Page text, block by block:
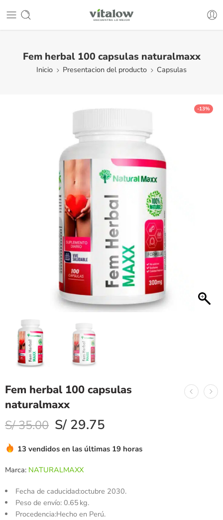
Fem herbal 100 capsulas naturalmaxx
Inicio Presentacion del producto Capsulas
-13%
Fem herbal 100 capsulas
naturalmaxx
S/35.00 S/ 29.75
13 vendidos en las últimas 19 horas
Marca: NATURALMAXX
Fecha de caducidad:octubre 2030.
Peso de envío:0.65 kg.
Procedencia:Hecho en Perú.